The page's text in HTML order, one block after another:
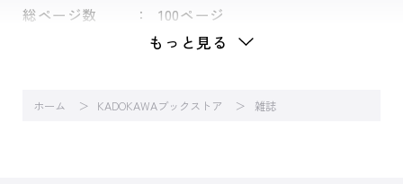
総ページ数 100ページ
もっと見る
ホーム KADOKAWAブックストア 雑誌